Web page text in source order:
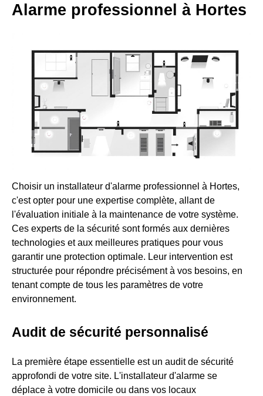
Alarme professionnel à Hortes
Choisir un installateur d'alarme professionnel à Hortes,
c'est opter pour une expertise complète, allant de
l'évaluation initiale à la maintenance de votre système.
Ces experts de la sécurité sont formés aux dernières
technologies et aux meilleures pratiques pour vous
garantir une protection optimale. Leur intervention est
structurée pour répondre précisément à vos besoins, en
tenant compte de tous les paramètres de votre
environnement.
Audit de sécurité personnalisé
La première étape essentielle est un audit de sécurité
approfondi de votre site. L'installateur d'alarme se
déplace à votre domicile ou dans vos locaux